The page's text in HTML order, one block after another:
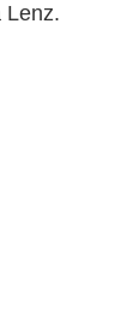
Lenz.